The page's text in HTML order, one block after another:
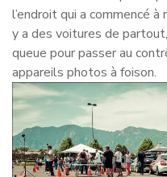
l’endroit qui a commencé
y a des voitures de
queue pour passer au
appareils photos à foison.